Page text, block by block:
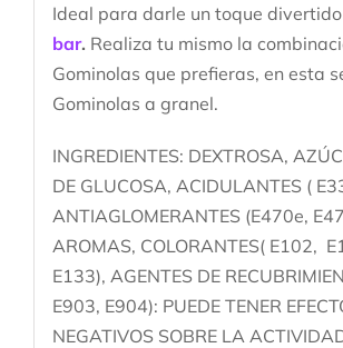
Ideal para darle un toque
bar. Realiza tu mismo la
Gominolas que prefieras, en esta
Gominolas a granel.
INGREDIENTES: DEXTROSA,
DE GLUCOSA, ACIDULANTES (
ANTIAGLOMERANTES (E470e,
AROMAS, COLORANTES( E102,
E133), AGENTES DE
E903, E904): PUEDE TENER
NEGATIVOS SOBRE LA